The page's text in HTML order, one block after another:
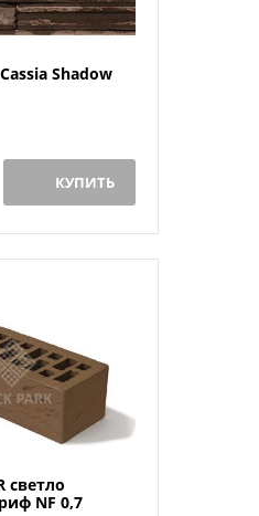
Shadow
КУПИТЬ
светло
NF 0,7